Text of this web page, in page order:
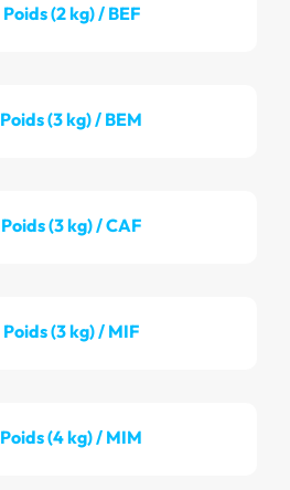
Poids (2 kg) / BEF
Poids (3 kg) / BEM
Poids (3 kg) / CAF
Poids (3 kg) / MIF
Poids (4 kg) / MIM